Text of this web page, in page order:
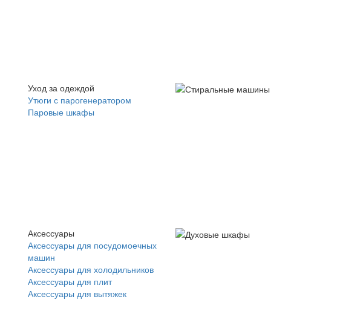
Уход за одеждой
Утюги с парогенератором
Паровые шкафы
Аксессуары
Аксессуары для посудомоечных
машин
Аксессуары для холодильников
Аксессуары для плит
Аксессуары для вытяжек